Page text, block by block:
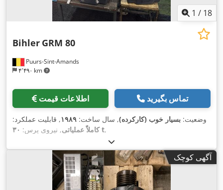
1 / 18
Puurs-Sint-Amands
۴٬۴۹۰ km
Bihler GRM 80
اطلاعات قیمت تماس بگیرید
وضعیت: بسیار خوب (کارکرده), سال ساخت: ۱۹۸۹, قابلیت عملکرد:
کاملاً عملیاتی, نیروی پرس: ۳۰ t,
آگهی کوچک